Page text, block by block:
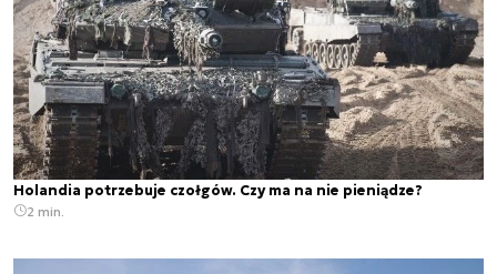
Holandia potrzebuje czołgów. Czy ma na nie pieniądze?
2 min.